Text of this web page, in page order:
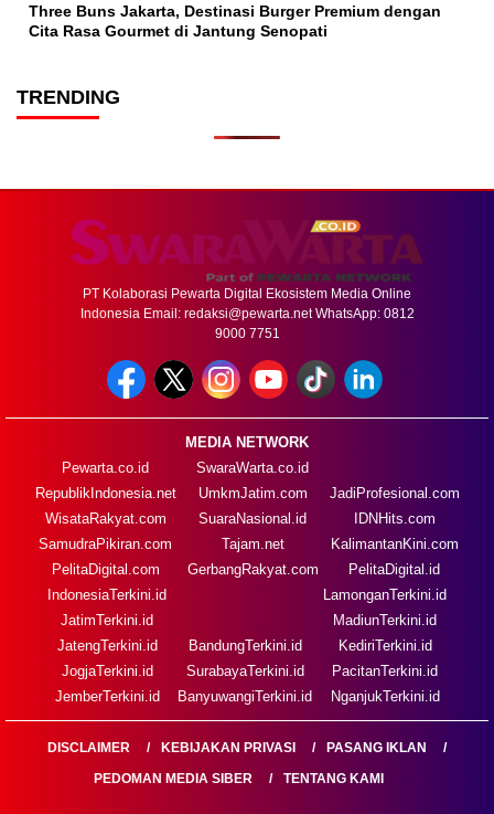
Three Buns Jakarta, Destinasi Burger Premium dengan
Cita Rasa Gourmet di Jantung Senopati
TRENDING
PT Kolaborasi Pewarta Digital Ekosistem Media Online
Indonesia Email: redaksi@pewarta.netWhatsApp: 0812
9000 7751
MEDIA NETWORK
Pewarta.co.id
RepublikIndonesia.net
WisataRakyat.com
SamudraPikiran.com
PelitaDigital.com
SwaraWarta.co.id
UmkmJatim.com
SuaraNasional.id
Tajam.net
GerbangRakyat.com
JadiProfesional.com
IDNHits.com
KalimantanKini.com
PelitaDigital.id
IndonesiaTerkini.id
JatimTerkini.id
JatengTerkini.id
JogjaTerkini.id
JemberTerkini.id
BandungTerkini.id
SurabayaTerkini.id
BanyuwangiTerkini.id
LamonganTerkini.id
MadiunTerkini.id
KediriTerkini.id
PacitanTerkini.id
NganjukTerkini.id
DISCLAIMER KEBIJAKAN PRIVASI
PASANG IKLAN
PEDOMAN MEDIA SIBER
TENTANG KAMI